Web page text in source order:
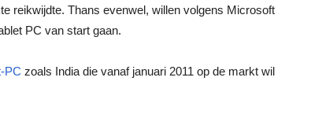
reikwijdte. Thans evenwel, willen volgens Microsoft
PC van start gaan.
PC zoals India die vanaf januari 2011 op de markt wil